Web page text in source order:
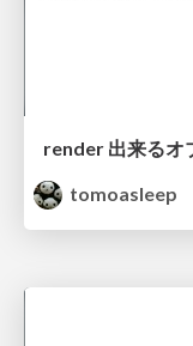
render 出来るオ
tomoasleep